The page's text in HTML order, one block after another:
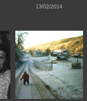
13/02/2014